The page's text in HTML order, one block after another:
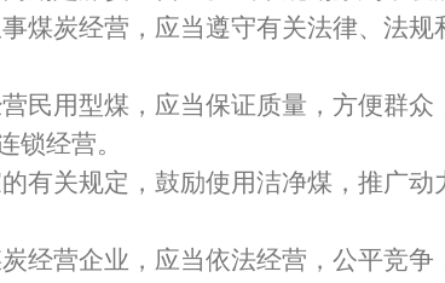
煤炭经营，应当遵守有关法律、法
民用型煤，应当保证质量，方便群
锁经营。
有关规定，鼓励使用洁净煤，推广
经营企业，应当依法经营，公平竞争